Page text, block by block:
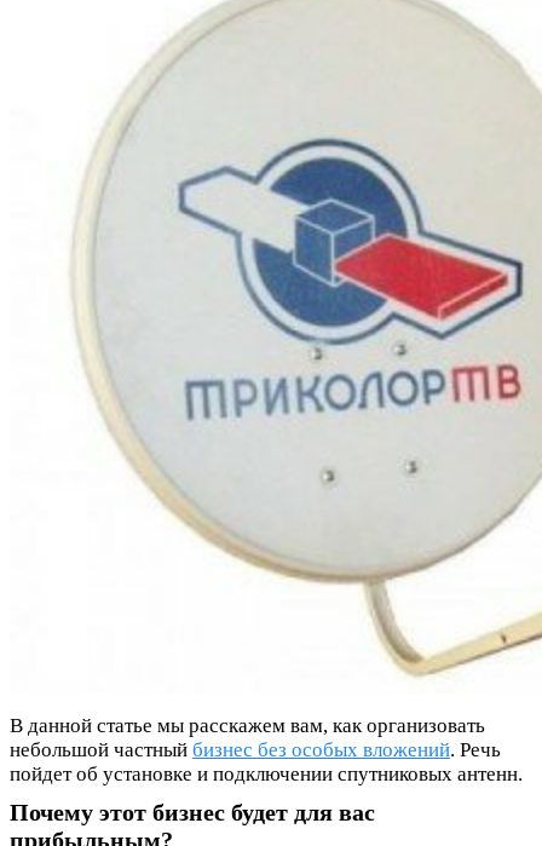
В данной статье мы расскажем вам, как организовать
небольшой частный бизнес без особых вложений. Речь
пойдет об установке и подключении спутниковых антенн.
Почему этот бизнес будет для вас
прибыльным?